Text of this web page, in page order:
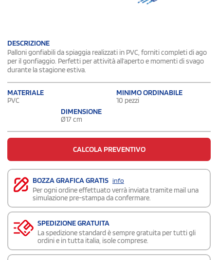
DESCRIZIONE
Palloni gonfiabili da spiaggia realizzati in PVC, forniti completi di ago
per il gonfiaggio. Perfetti per attività all’aperto e momenti di svago
durante la stagione estiva.
MATERIALE
PVC
MINIMO ORDINABILE
10 pezzi
DIMENSIONE
Ø17 cm
CALCOLA PREVENTIVO
BOZZA GRAFICA GRATIS info
Per ogni ordine effettuato verrà inviata tramite mail una
simulazione pre-stampa da confermare.
SPEDIZIONE GRATUITA
La spedizione standard è sempre gratuita per tutti gli
ordini e in tutta italia, isole comprese.